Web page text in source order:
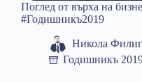
Поглед от върха на
#Годишникъ2019
Никола
Годишникъ